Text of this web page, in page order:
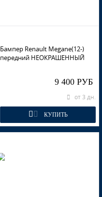
Бампер Renault Megane(12-)
передний НЕОКРАШЕННЫЙ
9 400 РУБ
от 3 дн.
КУПИТЬ